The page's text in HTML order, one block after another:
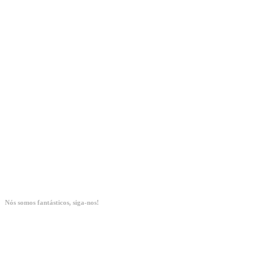
Nós somos fantásticos, siga-nos!